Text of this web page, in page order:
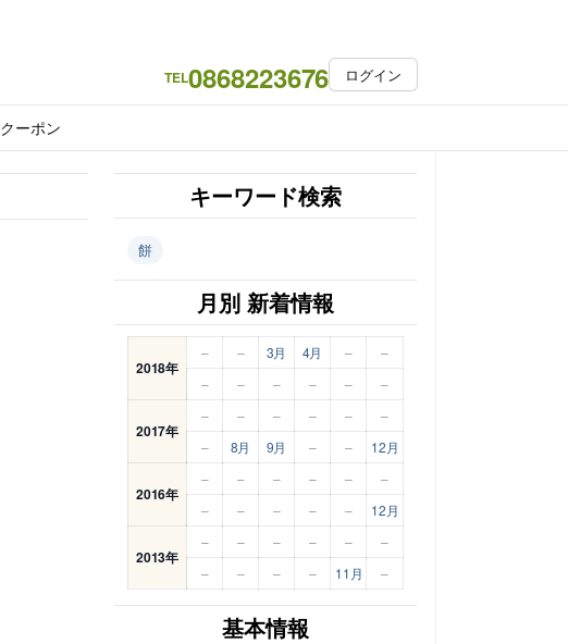
TEL0868223676 ログイン
クーポン
キーワード検索
餅
月別 新着情報
2018年
– – 3月 4月 –
–
–
– – – – –
2017年
– – – – –
–
–
8月 9月 – – 12月
2016年
– – – – –
–
–
– – – – 12月
2013年
– – – – –
–
–
– – – 11月 –
基本情報